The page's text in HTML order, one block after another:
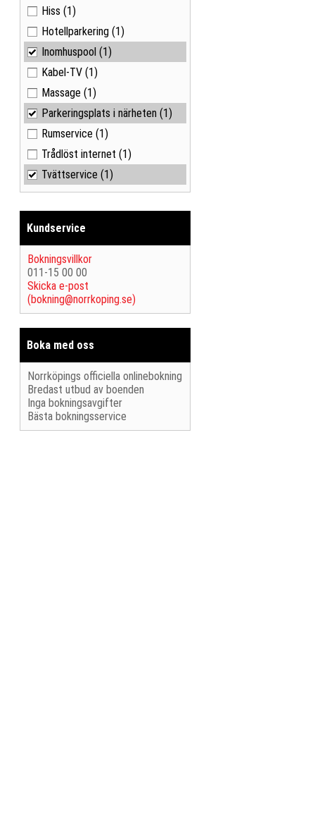
Hiss (1)
Hotellparkering (1)
Inomhuspool (1)
Kabel-TV (1)
Massage (1)
Parkeringsplats i närheten (1)
Rumservice (1)
Trådlöst internet (1)
Tvättservice (1)
Kundservice
Bokningsvillkor
011-15 00 00
Skicka e-post
(bokning@norrkoping.se)
Boka med oss
Norrköpings officiella onlinebokning
Bredast utbud av boenden
Inga bokningsavgifter
Bästa bokningsservice